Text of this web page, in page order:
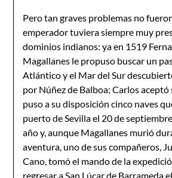
Pero tan graves problemas no
emperador tuviera siempre muy
dominios indianos: ya en 1519
Magallanes le propuso buscar un
Atlántico y el Mar del Sur
por Núñez de Balboa; Carlos
puso a su disposición cinco naves
puerto de Sevilla el 20 de
año y, aunque Magallanes murió
aventura, uno de sus compañeros,
Cano, tomó el mando de la
regresar a San Lúcar de Barrameda